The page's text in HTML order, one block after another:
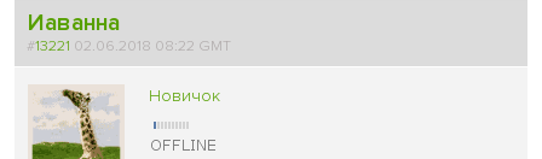
Иаванна
#13221 02.06.2018 08:22 GMT
Новичок